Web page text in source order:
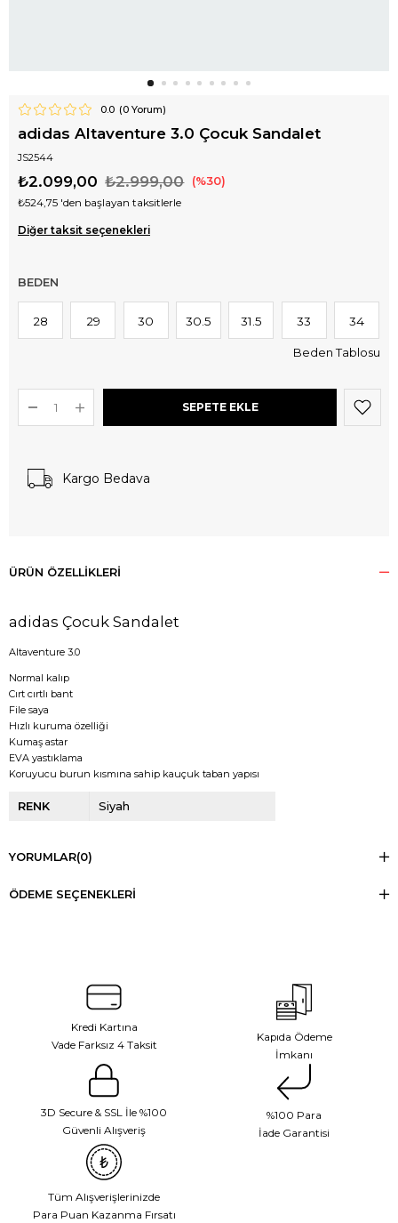
0.0 (0Yorum)
adidas Altaventure 3.0 Çocuk Sandalet
JS2544
₺2.999,00
₺2.099,00 30
₺524,75 'den başlayan taksitlerle
Diğer taksit seçenekleri
BEDEN
28 29 30 30.5 31.5 33 34
Beden Tablosu
Kargo Bedava
ÜRÜN ÖZELLIKLERI
adidas Çocuk Sandalet
Altaventure 3.0
Normal kalıp
Cırt cırtlı bant
File saya
Hızlı kuruma özelliği
Kumaş astar
EVA yastıklama
Koruyucu burun kısmına sahip kauçuk taban yapısı
RENK Siyah
YORUMLAR(0)
ÖDEME SEÇENEKLERI
Kredi Kartına
Vade Farksız 4 Taksit
Kapıda Ödeme
İmkanı
3D Secure & SSL İle %100
Güvenli Alışveriş
%100 Para
İade Garantisi
Tüm Alışverişlerinizde
Para Puan Kazanma Fırsatı